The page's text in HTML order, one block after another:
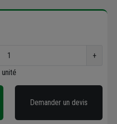
+
unité
Demander un devis